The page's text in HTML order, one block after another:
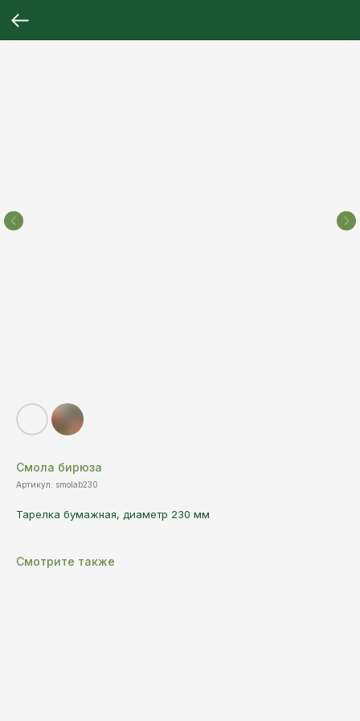
Смола бирюза
Артикул: smolab230
Тарелка бумажная, диаметр 230 мм
Смотрите также